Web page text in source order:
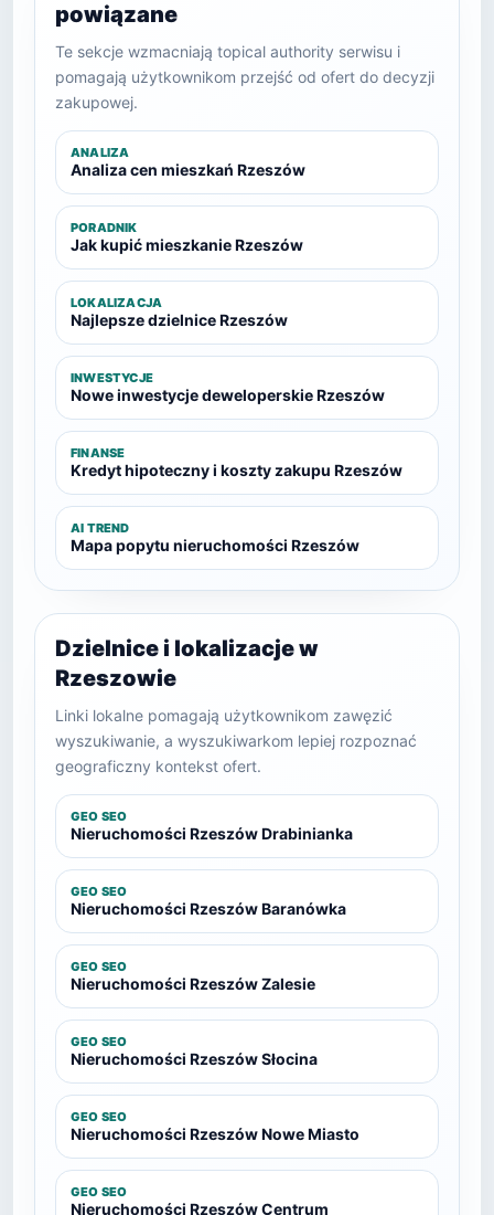
powiązane
Te sekcje wzmacniają topical authority serwisu i
pomagają użytkownikom przejść od ofert do decyzji
zakupowej.
ANALIZA
Analiza cen mieszkań Rzeszów
PORADNIK
Jak kupić mieszkanie Rzeszów
LOKALIZACJA
Najlepsze dzielnice Rzeszów
INWESTYCJE
Nowe inwestycje deweloperskie Rzeszów
FINANSE
Kredyt hipoteczny i koszty zakupu Rzeszów
AI TREND
Mapa popytu nieruchomości Rzeszów
Dzielnice i lokalizacje w
Rzeszowie
Linki lokalne pomagają użytkownikom zawęzić
wyszukiwanie, a wyszukiwarkom lepiej rozpoznać
geograficzny kontekst ofert.
GEO SEO
Nieruchomości Rzeszów Drabinianka
GEO SEO
Nieruchomości Rzeszów Baranówka
GEO SEO
Nieruchomości Rzeszów Zalesie
GEO SEO
Nieruchomości Rzeszów Słocina
GEO SEO
Nieruchomości Rzeszów Nowe Miasto
GEO SEO
Nieruchomości Rzeszów Centrum